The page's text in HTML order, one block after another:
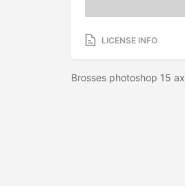
LICENSE INFO
Brosses photoshop 15